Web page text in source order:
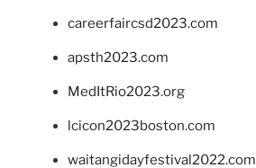
careerfaircsd2023.com
apsth2023.com
MedItRio2023.org
lcicon2023boston.com
waitangidayfestival2022.com